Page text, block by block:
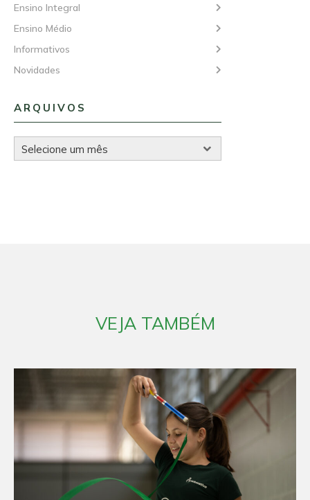
Ensino Integral
Ensino Médio
Informativos
Novidades
ARQUIVOS
VEJA TAMBÉM